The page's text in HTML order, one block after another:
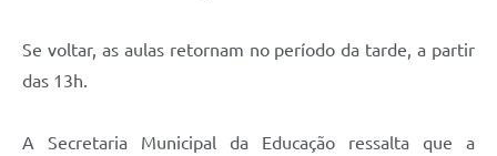
Se voltar, as aulas retornam no período da tarde, a partir
das 13h.
A Secretaria Municipal da Educação ressalta que a